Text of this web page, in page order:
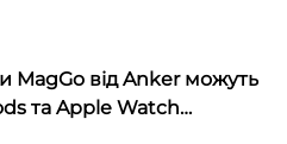
MagGo від Anker можуть
та Apple Watch